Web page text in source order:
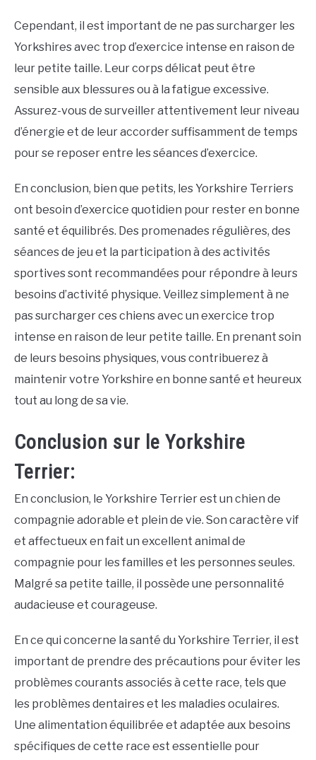
Cependant, il est important de ne pas surcharger les
Yorkshires avec trop d’exercice intense en raison de
leur petite taille. Leur corps délicat peut être
sensible aux blessures ou à la fatigue excessive.
Assurez-vous de surveiller attentivement leur niveau
d’énergie et de leur accorder suffisamment de temps
pour se reposer entre les séances d’exercice.
En conclusion, bien que petits, les Yorkshire Terriers
ont besoin d’exercice quotidien pour rester en bonne
santé et équilibrés. Des promenades régulières, des
séances de jeu et la participation à des activités
sportives sont recommandées pour répondre à leurs
besoins d’activité physique. Veillez simplement à ne
pas surcharger ces chiens avec un exercice trop
intense en raison de leur petite taille. En prenant soin
de leurs besoins physiques, vous contribuerez à
maintenir votre Yorkshire en bonne santé et heureux
tout au long de sa vie.
Conclusion sur le Yorkshire
Terrier:
En conclusion, le Yorkshire Terrier est un chien de
compagnie adorable et plein de vie. Son caractère vif
et affectueux en fait un excellent animal de
compagnie pour les familles et les personnes seules.
Malgré sa petite taille, il possède une personnalité
audacieuse et courageuse.
En ce qui concerne la santé du Yorkshire Terrier, il est
important de prendre des précautions pour éviter les
problèmes courants associés à cette race, tels que
les problèmes dentaires et les maladies oculaires.
Une alimentation équilibrée et adaptée aux besoins
spécifiques de cette race est essentielle pour